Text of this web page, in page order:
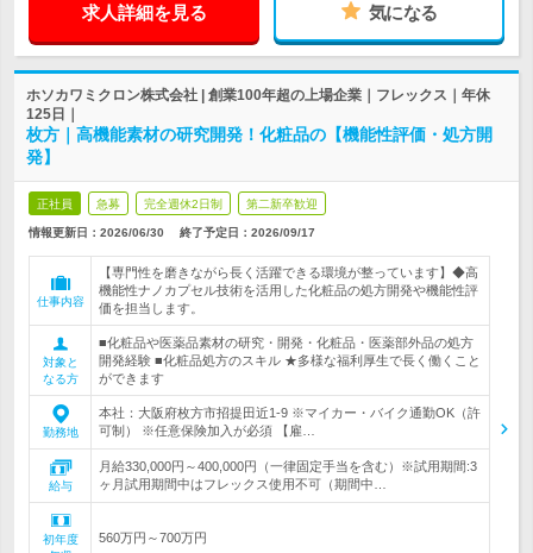
求人詳細を見る 気になる
ホソカワミクロン株式会社 | 創業100年超の上場企業｜フレックス｜年休
125日｜
枚方｜高機能素材の研究開発！化粧品の【機能性評価・処方開
発】
正社員 急募 完全週休2日制 第二新卒歓迎
情報更新日：2026/06/30 終了予定日： 2026/09/17
仕事内容
【専門性を磨きながら長く活躍できる環境が整っています】◆高
機能性ナノカプセル技術を活用した化粧品の処方開発や機能性評
価を担当します。
対象と
なる方
■化粧品や医薬品素材の研究・開発・化粧品・医薬部外品の処方
開発経験 ■化粧品処方のスキル ★多様な福利厚生で長く働くこと
ができます
勤務地
本社：大阪府枚方市招提田近1-9 ※マイカー・バイク通勤OK（許
可制） ※任意保険加入が必須 【雇…
給与
月給330,000円～400,000円（一律固定手当を含む）※試用期間:3
ヶ月試用期間中はフレックス使用不可（期間中…
初年度
560万円～700万円